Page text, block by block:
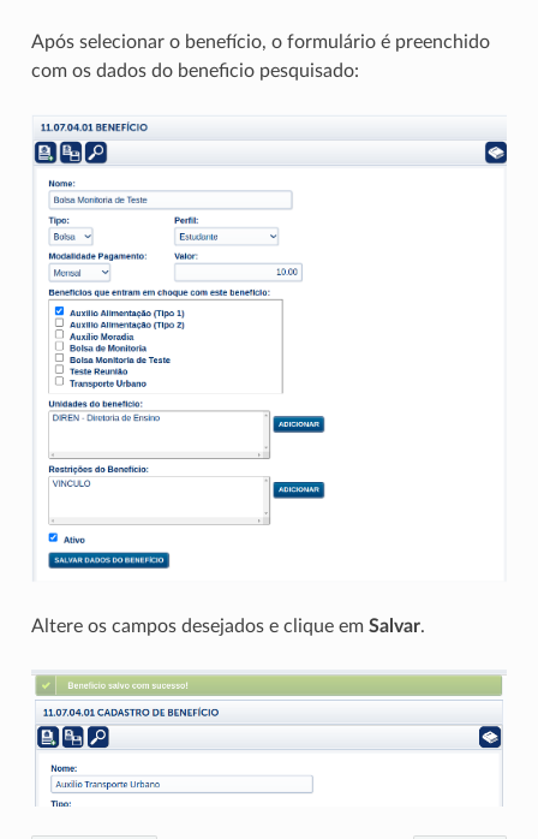
Após selecionar o benefício, o formulário é preenchido
com os dados do beneficio pesquisado:
Altere os campos desejados e clique em Salvar.